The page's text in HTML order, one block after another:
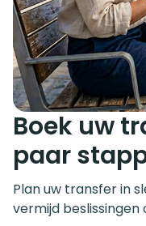
Boek uw
paar
Plan uw transfer in
vermijd